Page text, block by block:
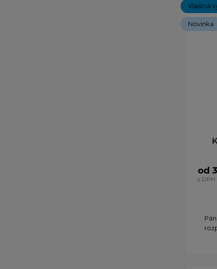
Vlastná
Novinka
od
s DPH